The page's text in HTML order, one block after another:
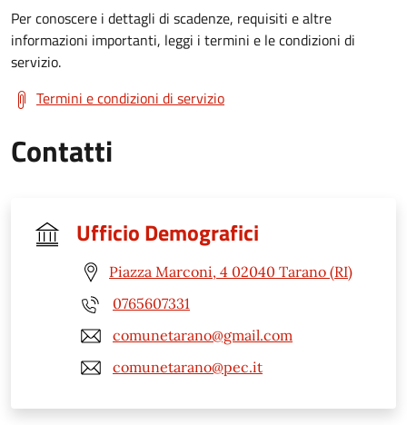
Per conoscere i dettagli di scadenze, requisiti e altre
informazioni importanti, leggi i termini e le condizioni di
servizio.
Termini e condizioni di servizio
Contatti
Ufficio Demografici
Piazza Marconi, 4 02040 Tarano (RI)
0765607331
comunetarano@gmail.com
comunetarano@pec.it